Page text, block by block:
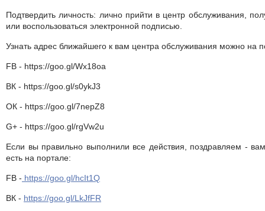
Подтвердить личность: лично прийти в центр обслуживания,
или воспользоваться электронной подписью.
Узнать адрес ближайшего к вам центра обслуживания можно на
FB - https://goo.gl/Wx18oa
ВК - https://goo.gl/s0ykJ3
ОК - https://goo.gl/7nepZ8
G+ - https://goo.gl/rgVw2u
Если вы правильно выполнили все действия, поздравляем -
есть на портале:
FB - https://goo.gl/hcIt1Q
ВК - https://goo.gl/LkJfFR